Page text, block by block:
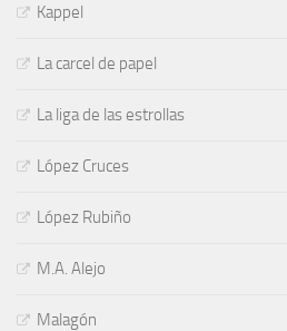
Kappel
La carcel de papel
La liga de las estrollas
López Cruces
López Rubiño
M.A. Alejo
Malagón